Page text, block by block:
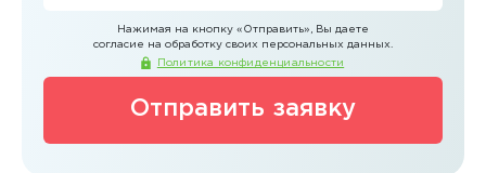
Отправить заявку
Нажимая на кнопку «Отправить»
, Вы даете
согласие на обработку своих персональных данных.
Политика конфиденциальности